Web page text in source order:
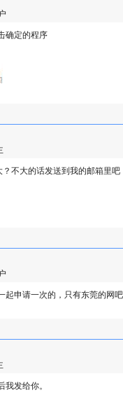
确定的程序
不大的话发送到我的邮箱里
申请一次的，只有东莞的网
发给你。